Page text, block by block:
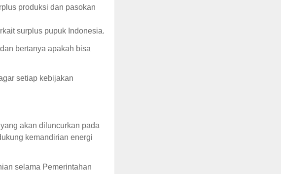
produksi dan pasokan
surplus pupuk Indonesia.
bertanya apakah bisa
setiap kebijakan
akan diluncurkan pada
kemandirian energi
selama Pemerintahan